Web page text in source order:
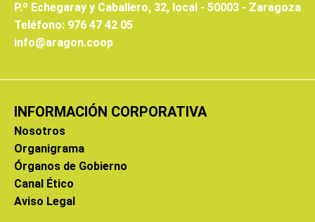
P.º Echegaray y Caballero, 32, local - 50003 - Zaragoza
Teléfono: 976 47 42 05
info@aragon.coop
INFORMACIÓN CORPORATIVA
Nosotros
Organigrama
Órganos de Gobierno
Canal Ético
Aviso Legal